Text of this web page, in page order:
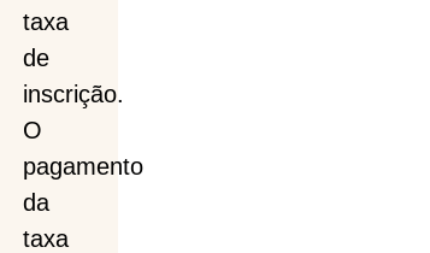
taxa
de
inscrição.
O
pagamento
da
taxa